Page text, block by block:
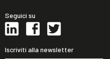
Seguici su
Iscriviti alla newsletter